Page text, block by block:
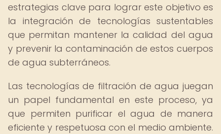
estrategias clave para lograr este objetivo es
la integración de tecnologías sustentables
que permitan mantener la calidad del agua
y prevenir la contaminación de estos cuerpos
de agua subterráneos.
Las tecnologías de filtración de agua juegan
un papel fundamental en este proceso, ya
que permiten purificar el agua de manera
eficiente y respetuosa con el medio ambiente.